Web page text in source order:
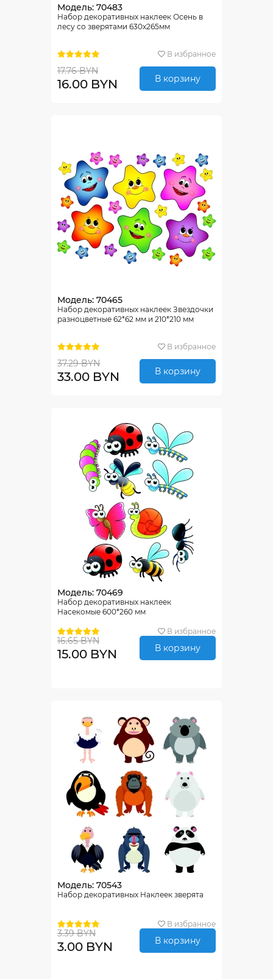
Модель: 70483
Набор декоративных наклеек Осень в
лесу со зверятами 630х265мм
В избранное
17.76 BYN
16.00 BYN В корзину
Модель: 70465
Набор декоративных наклеек Звездочки
разноцветные 62*62 мм и 210*210 мм
В избранное
37.29 BYN
33.00 BYN В корзину
Модель: 70469
Набор декоративных наклеек
Насекомые 600*260 мм
В избранное
16.65 BYN
15.00 BYN В корзину
Модель: 70543
Набор декоративных Наклеек зверята
В избранное
3.39 BYN
3.00 BYN В корзину